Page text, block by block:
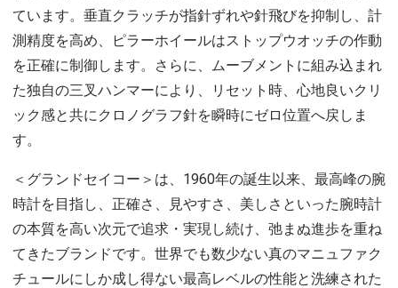
ています。垂直クラッチが指針ずれや針飛びを抑制し、計
測精度を高め、ピラーホイールはストップウオッチの作動
を正確に制御します。さらに、ムーブメントに組み込まれ
た独自の三叉ハンマーにより、リセット時、心地良いクリ
ック感と共にクロノグラフ針を瞬時にゼロ位置へ戻しま
す。
＜グランドセイコー＞は、1960年の誕生以来、最高峰の腕
時計を目指し、正確さ、見やすさ、美しさといった腕時計
の本質を高い次元で追求・実現し続け、弛まぬ進歩を重ね
てきたブランドです。世界でも数少ない真のマニュファク
チュールにしか成し得ない最高レベルの性能と洗練された